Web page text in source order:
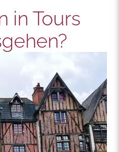
in Tours